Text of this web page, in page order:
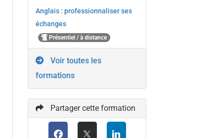
Anglais : professionnaliser ses
échanges
Présentiel / à distance
Voir toutes les
formations
Partager cette formation